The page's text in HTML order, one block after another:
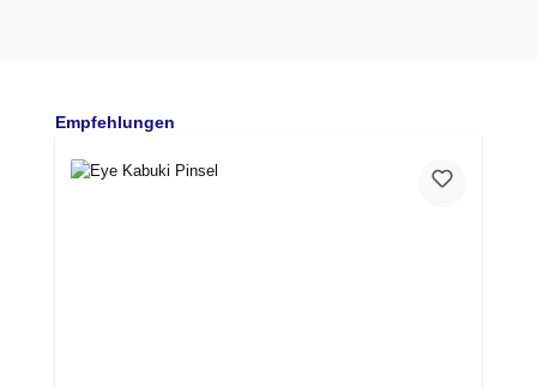
Produktgalerie überspringen
Empfehlungen